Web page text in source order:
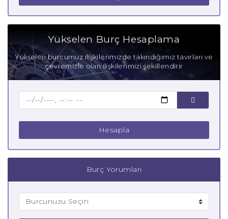
Başak Burcu Zayıf Yanları
Anne Başak Burcu
Baba Başak Burcu
Yükselen Burç Hesaplama
Yükselen burcumuz ilişkilerimizde takındığımız tavırları ve
çevremizle olan ilişkilerimizi şekillendirir
Hesapla
Burç Yorumları